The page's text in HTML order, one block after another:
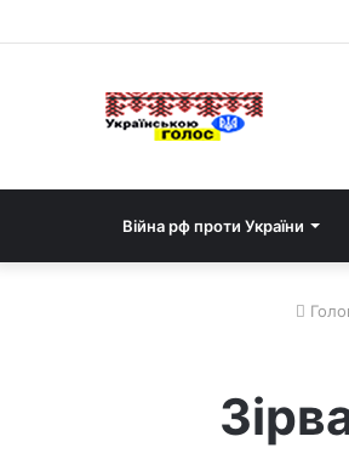
Війна рф проти України